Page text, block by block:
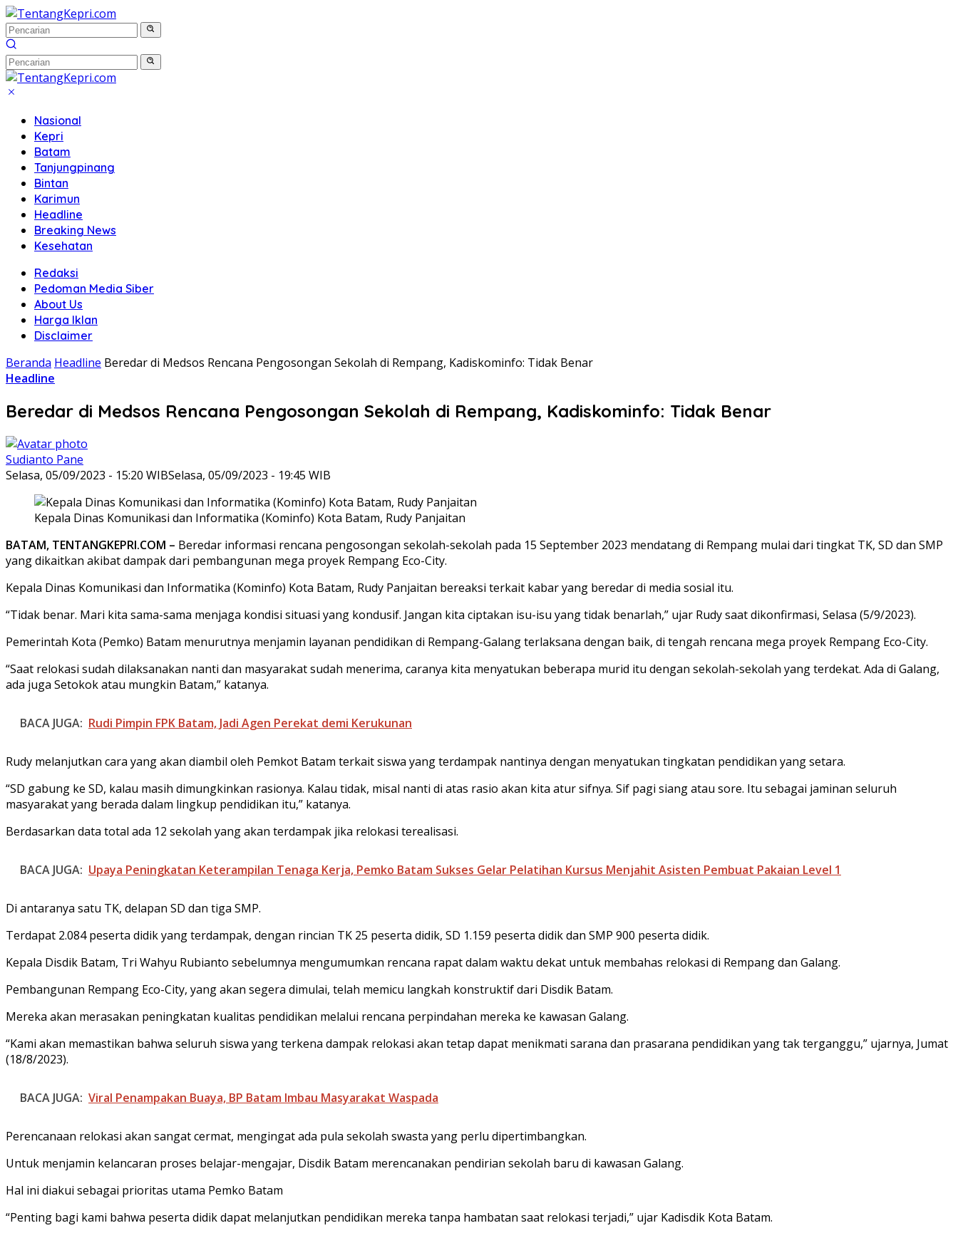
Langsung
ke
konten
Nasional
Kepri
Batam
Tanjungpinang
Bintan
Karimun
Headline
Breaking News
Kesehatan
Redaksi
Pedoman Media Siber
About Us
Harga Iklan
Disclaimer
Beranda Headline Beredar di Medsos Rencana Pengosongan Sekolah di Rempang, Kadiskominfo: Tidak Benar
Headline
Beredar di Medsos Rencana Pengosongan Sekolah di Rempang, Kadiskominfo: Tidak Benar
Sudianto Pane
Selasa, 05/09/2023 - 15:20 WIBSelasa, 05/09/2023 - 19:45 WIB
Kepala Dinas Komunikasi dan Informatika (Kominfo) Kota Batam, Rudy Panjaitan
BATAM, TENTANGKEPRI.COM – Beredar informasi rencana pengosongan sekolah-sekolah pada 15 September 2023 mendatang di Rempang mulai dari tingkat TK, SD dan SMP
yang dikaitkan akibat dampak dari pembangunan mega proyek Rempang Eco-City.
Kepala Dinas Komunikasi dan Informatika (Kominfo) Kota Batam, Rudy Panjaitan bereaksi terkait kabar yang beredar di media sosial itu.
“Tidak benar. Mari kita sama-sama menjaga kondisi situasi yang kondusif. Jangan kita ciptakan isu-isu yang tidak benarlah,” ujar Rudy saat dikonfirmasi, Selasa (5/9/2023).
Pemerintah Kota (Pemko) Batam menurutnya menjamin layanan pendidikan di Rempang-Galang terlaksana dengan baik, di tengah rencana mega proyek Rempang Eco-City.
“Saat relokasi sudah dilaksanakan nanti dan masyarakat sudah menerima, caranya kita menyatukan beberapa murid itu dengan sekolah-sekolah yang terdekat. Ada di Galang,
ada juga Setokok atau mungkin Batam,” katanya.
BACA JUGA: Rudi Pimpin FPK Batam, Jadi Agen Perekat demi Kerukunan
Rudy melanjutkan cara yang akan diambil oleh Pemkot Batam terkait siswa yang terdampak nantinya dengan menyatukan tingkatan pendidikan yang setara.
“SD gabung ke SD, kalau masih dimungkinkan rasionya. Kalau tidak, misal nanti di atas rasio akan kita atur sifnya. Sif pagi siang atau sore. Itu sebagai jaminan seluruh
masyarakat yang berada dalam lingkup pendidikan itu,” katanya.
Berdasarkan data total ada 12 sekolah yang akan terdampak jika relokasi terealisasi.
BACA JUGA: Upaya Peningkatan Keterampilan Tenaga Kerja, Pemko Batam Sukses Gelar Pelatihan Kursus Menjahit Asisten Pembuat Pakaian Level 1
Di antaranya satu TK, delapan SD dan tiga SMP.
Terdapat 2.084 peserta didik yang terdampak, dengan rincian TK 25 peserta didik, SD 1.159 peserta didik dan SMP 900 peserta didik.
Kepala Disdik Batam, Tri Wahyu Rubianto sebelumnya mengumumkan rencana rapat dalam waktu dekat untuk membahas relokasi di Rempang dan Galang.
Pembangunan Rempang Eco-City, yang akan segera dimulai, telah memicu langkah konstruktif dari Disdik Batam.
Mereka akan merasakan peningkatan kualitas pendidikan melalui rencana perpindahan mereka ke kawasan Galang.
“Kami akan memastikan bahwa seluruh siswa yang terkena dampak relokasi akan tetap dapat menikmati sarana dan prasarana pendidikan yang tak terganggu,” ujarnya, Jumat
(18/8/2023).
BACA JUGA: Viral Penampakan Buaya, BP Batam Imbau Masyarakat Waspada
Perencanaan relokasi akan sangat cermat, mengingat ada pula sekolah swasta yang perlu dipertimbangkan.
Untuk menjamin kelancaran proses belajar-mengajar, Disdik Batam merencanakan pendirian sekolah baru di kawasan Galang.
Hal ini diakui sebagai prioritas utama Pemko Batam
“Penting bagi kami bahwa peserta didik dapat melanjutkan pendidikan mereka tanpa hambatan saat relokasi terjadi,” ujar Kadisdik Kota Batam.